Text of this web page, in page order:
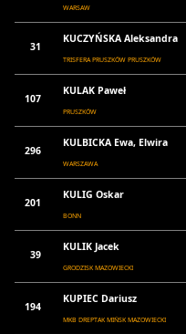
WARSAW
31
KUCZYŃSKA Aleksandra
TRISFERA PRUSZKÓW PRUSZKÓW
107
KULAK Paweł
PRUSZKÓW
296
KULBICKA Ewa, Elwira
WARSZAWA
201
KULIG Oskar
BONN
39
KULIK Jacek
GRODZISK MAZOWIECKI
194
KUPIEC Dariusz
MKB DREPTAK MIŃSK MAZOWIECKI